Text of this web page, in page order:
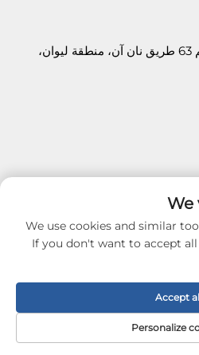
18/إف برج تشينغ تشي، رقم 63 طريق نان آن، منطقة ليوان،
Copyright © 2026
We
We use cookies and similar
If you don't want to accept
Personalize
Accept